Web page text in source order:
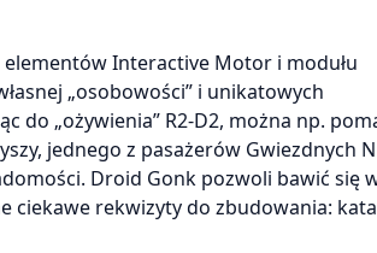
elementów Interactive Motor i modułu
„osobowości” i unikatowych
do „ożywienia” R2-D2, można np.
jednego z pasażerów Gwiezdnych
Droid Gonk pozwoli bawić się
ciekawe rekwizyty do zbudowania: